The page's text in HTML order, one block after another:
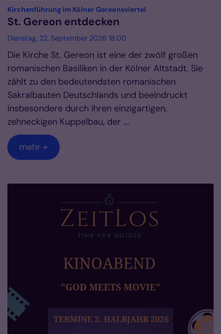
Kirchenführung im Kölner Gereonsviertel
St. Gereon entdecken
Dienstag, 22. September 2026 18:00
Die Kirche St. Gereon ist eine der zwölf großen
romanischen Basiliken in der Kölner Altstadt. Sie
zählt zu den bedeutendsten romanischen
Sakralbauten Deutschlands und beeindruckt
insbesondere durch ihren einzigartigen,
zehneckigen Kuppelbau, der ...
mehr +